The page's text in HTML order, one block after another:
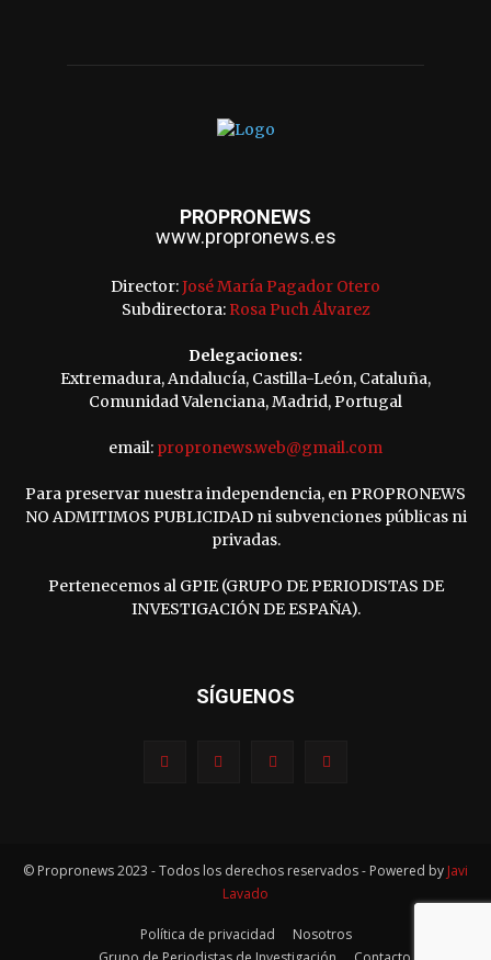
PROPRONEWS
www.propronews.es
Director:José María Pagador Otero
Subdirectora: Rosa Puch Álvarez
Delegaciones:
Extremadura, Andalucía, Castilla-León, Cataluña,
Comunidad Valenciana, Madrid, Portugal
email: propronews.web@gmail.com
Para preservar nuestra independencia, en PROPRONEWS
NO ADMITIMOS PUBLICIDAD ni subvenciones públicas ni
privadas.
Pertenecemos al GPIE (GRUPO DE PERIODISTAS DE
INVESTIGACIÓN DE ESPAÑA).
SÍGUENOS
© Propronews 2023 - Todos los derechos reservados - Powered by Javi
Lavado
Política de privacidad
Nosotros